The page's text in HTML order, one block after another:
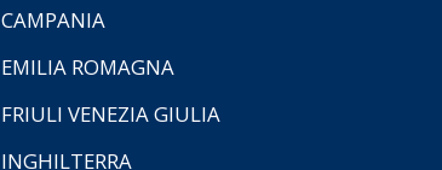
CAMPANIA
EMILIA ROMAGNA
FRIULI VENEZIA GIULIA
INGHILTERRA